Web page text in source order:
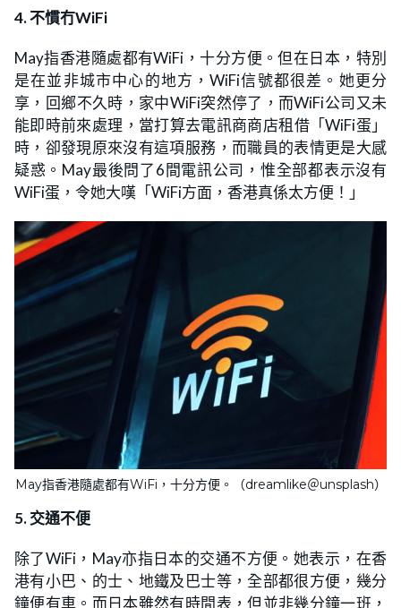
4. 不慣冇WiFi
May指香港隨處都有WiFi，十分方便。但在日本，特別
是在並非城市中心的地方，WiFi信號都很差。她更分
享，回鄉不久時，家中WiFi突然停了，而WiFi公司又未
能即時前來處理，當打算去電訊商商店租借「WiFi蛋」
時，卻發現原來沒有這項服務，而職員的表情更是大感
疑惑。May最後問了6間電訊公司，惟全部都表示沒有
WiFi蛋，令她大嘆「WiFi方面，香港真係太方便！」
May指香港隨處都有WiFi，十分方便。（dreamlike＠unsplash）
5. 交通不便
除了WiFi，May亦指日本的交通不方便。她表示，在香
港有小巴、的士、地鐵及巴士等，全部都很方便，幾分
鐘便有車。而日本雖然有時間表，但並非幾分鐘一班，